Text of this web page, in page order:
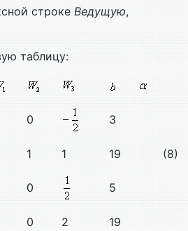
строке Ведущую,
таблицу:
0 3
1 1 19 (8)
0 5
0 2
19